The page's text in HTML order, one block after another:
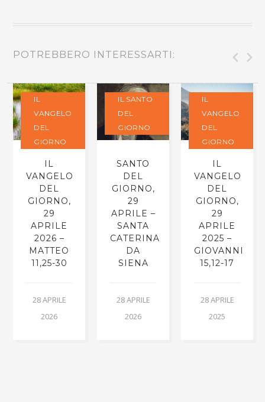
POTREBBERO INTERESSARTI:
IL
VANGELO
DEL
GIORNO
IL
VANGELO
DEL
GIORNO,
29
APRILE
2026 –
MATTEO
11,25-30
28 APRILE
2026
IL SANTO
DEL
GIORNO
SANTO
DEL
GIORNO,
29
APRILE –
SANTA
CATERINA
DA
SIENA
28 APRILE
2026
IL
VANGELO
DEL
GIORNO
IL
VANGELO
DEL
GIORNO,
29
APRILE
2025 –
GIOVANNI
15,12-17
28 APRILE
2025